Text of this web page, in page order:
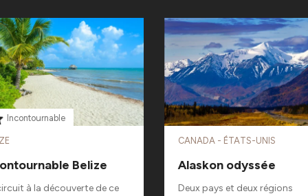
Incontournable
Belize
à la découverte de ce
CANADA - ÉTATS-UNIS
Alaskon odyssée
Deux pays et deux régions